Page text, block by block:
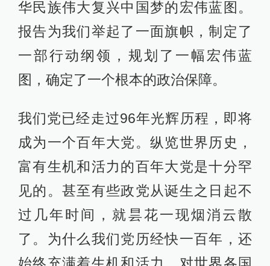
华民族伟大复兴中国梦的宏伟蓝图。
报告为我们举起了一面旗帜，制定了
一部行动纲领，规划了一幅宏伟蓝
图，确定了一个根本的政治保障。
我们党已经走过96年光辉历程，即将
成为一个百年大党。纵览世界历史，
富有生机和活力的百年大党是十分罕
见的。甚至有些政党从诞生之日起不
过几年时间，就昙花一现烟消云散
了。为什么我们党历经快一百年，还
始终充满着生机和活力，对世界各国